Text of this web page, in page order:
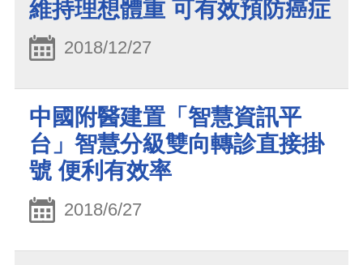
維持理想體重 可有效預防癌症
2018/12/27
中國附醫建置「智慧資訊平
台」智慧分級雙向轉診直接掛
號 便利有效率
2018/6/27